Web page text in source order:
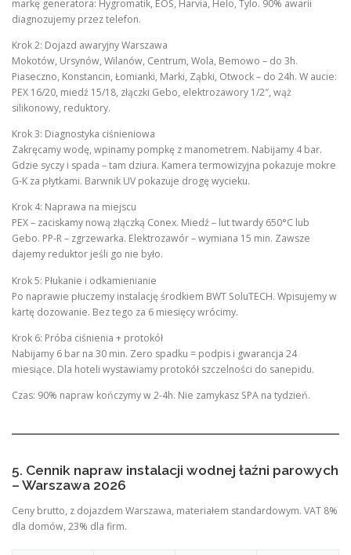
markę generatora: Hygromatik, EOS, Harvia, Helo, Tylo. 90% awarii
diagnozujemy przez telefon.
Krok 2: Dojazd awaryjny Warszawa
Mokotów, Ursynów, Wilanów, Centrum, Wola, Bemowo – do 3h.
Piaseczno, Konstancin, Łomianki, Marki, Ząbki, Otwock – do 24h. W aucie:
PEX 16/20, miedź 15/18, złączki Gebo, elektrozawory 1/2″, wąż
silikonowy, reduktory.
Krok 3: Diagnostyka ciśnieniowa
Zakręcamy wodę, wpinamy pompkę z manometrem. Nabijamy 4 bar.
Gdzie syczy i spada – tam dziura. Kamera termowizyjna pokazuje mokre
G-K za płytkami. Barwnik UV pokazuje drogę wycieku.
Krok 4: Naprawa na miejscu
PEX – zaciskamy nową złączką Conex. Miedź – lut twardy 650°C lub
Gebo. PP-R – zgrzewarka. Elektrozawór – wymiana 15 min. Zawsze
dajemy reduktor jeśli go nie było.
Krok 5: Płukanie i odkamienianie
Po naprawie płuczemy instalację środkiem BWT SoluTECH. Wpisujemy w
kartę dozowanie. Bez tego za 6 miesięcy wrócimy.
Krok 6: Próba ciśnienia + protokół
Nabijamy 6 bar na 30 min. Zero spadku = podpis i gwarancja 24
miesiące. Dla hoteli wystawiamy protokół szczelności do sanepidu.
Czas: 90% napraw kończymy w 2-4h. Nie zamykasz SPA na tydzień.
5. Cennik napraw instalacji wodnej łaźni parowych
– Warszawa 2026
Ceny brutto, z dojazdem Warszawa, materiałem standardowym. VAT 8%
dla domów, 23% dla firm.